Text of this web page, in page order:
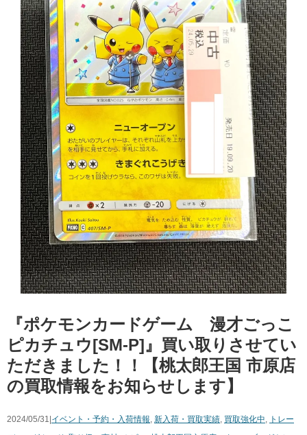
『ポケモンカードゲーム 漫才ごっこ
ピカチュウ[SM-P]』買い取りさせてい
ただきました！！【桃太郎王国 市原店
の買取情報をお知らせします】
2024/05/31| イベント・予約・入荷情報, 新入荷・買取実績, 買取強化中, トレー